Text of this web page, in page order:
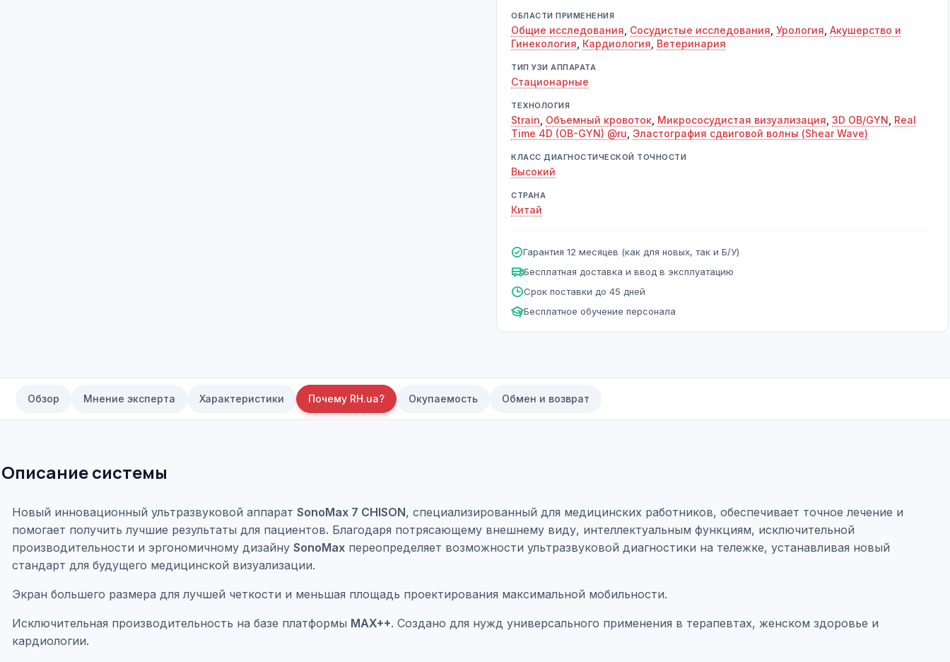
ОБЛАСТИ ПРИМЕНЕНИЯ
Общие исследования Сосудистые исследования Урология Акушерство и
Гинекология Кардиология Ветеринария
ТИП УЗИ АППАРАТА
Стационарные
ТЕХНОЛОГИЯ
Strain Объемный кровоток Микрососудистая визуализация 3D OB/GYN Real
Time 4D (OB-GYN) @ru Эластография сдвиговой волны (Shear Wave)
КЛАСС ДИАГНОСТИЧЕСКОЙ ТОЧНОСТИ
Высокий
СТРАНА
Китай
Гарантия 12 месяцев (как для новых, так и Б/У)
Бесплатная доставка и ввод в эксплуатацию
Срок поставки до 45 дней
Бесплатное обучение персонала
Обзор Мнение эксперта Характеристики Почему RH.ua? Окупаемость Обмен и возврат
Описание системы
Новый инновационный ультразвуковой аппарат SonoMax 7 CHISON, специализированный для медицинских работников, обеспечивает точное лечение и
помогает получить лучшие результаты для пациентов. Благодаря потрясающему внешнему виду, интеллектуальным функциям, исключительной
производительности и эргономичному дизайну SonoMax переопределяет возможности ультразвуковой диагностики на тележке, устанавливая новый
стандарт для будущего медицинской визуализации.
Экран большего размера для лучшей четкости и меньшая площадь проектирования максимальной мобильности.
Исключительная производительность на базе платформы MAX++. Создано для нужд универсального применения в терапевтах, женском здоровье и
кардиологии.